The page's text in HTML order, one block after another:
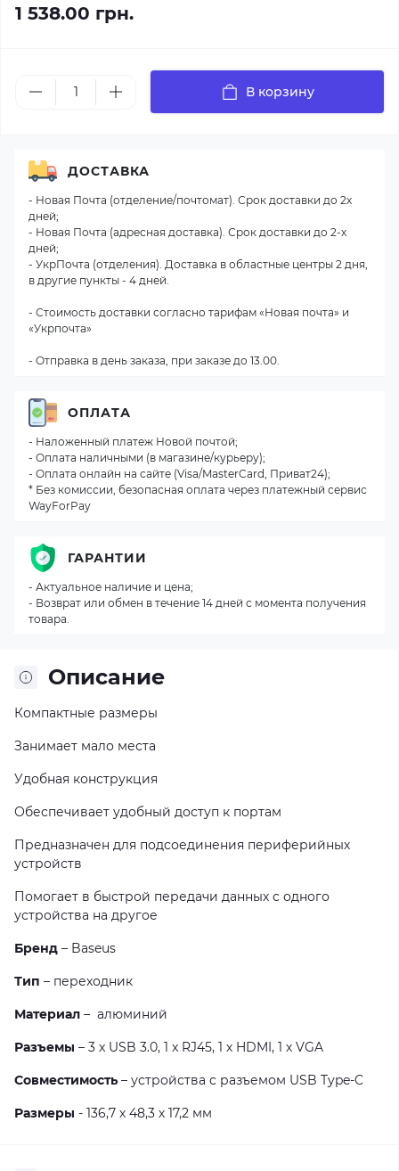
1 538.00 грн.
В корзину
Описание
Компактные размеры
Занимает мало места
Удобная конструкция
Обеспечивает удобный доступ к портам
Предназначен для подсоединения периферийных
устройств
Помогает в быстрой передачи данных с одного
устройства на другое
Бренд – Baseus
Тип – переходник
Материал – алюминий
Разъемы – 3 x USB 3.0, 1 x RJ45, 1 х HDMI, 1 х VGA
Совместимость – устройства с разъемом USB Type-C
Размеры - 136,7 х 48,3 х 17,2 мм
ДОСТАВКА
- Новая Почта (отделение/почтомат). Срок доставки до 2х
дней;
- Новая Почта (адресная доставка). Срок доставки до 2-х
дней;
- УкрПочта (отделения). Доставка в областные центры 2 дня,
в другие пункты - 4 дней.
- Стоимость доставки согласно тарифам «Новая почта» и
«Укрпочта»
- Отправка в день заказа, при заказе до 13.00.
ОПЛАТА
- Наложенный платеж Новой почтой;
- Оплата наличными (в магазине/курьеру);
- Оплата онлайн на сайте (Visa/MasterCard, Приват24);
* Без комиссии, безопасная оплата через платежный сервис
WayForPay
ГАРАНТИИ
- Актуальное наличие и цена;
- Возврат или обмен в течение 14 дней с момента получения
товара.